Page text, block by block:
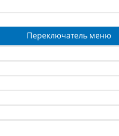
Переключатель меню